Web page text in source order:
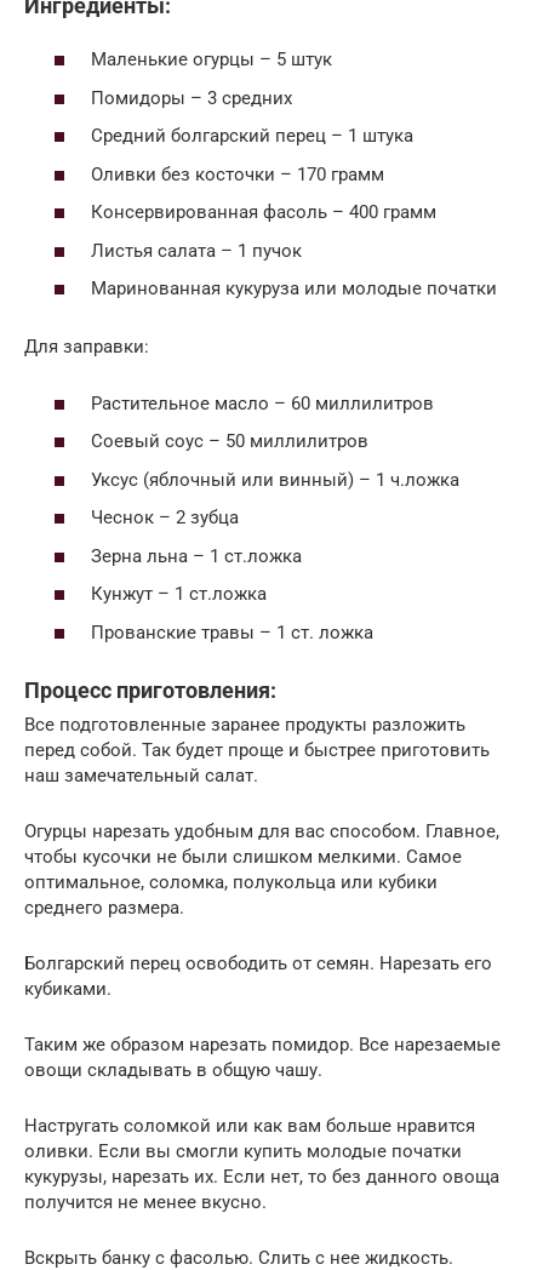
Ингредиенты:
Маленькие огурцы – 5 штук
Помидоры – 3 средних
Средний болгарский перец – 1 штука
Оливки без косточки – 170 грамм
Консервированная фасоль – 400 грамм
Листья салата – 1 пучок
Маринованная кукуруза или молодые початки
Для заправки:
Растительное масло – 60 миллилитров
Соевый соус – 50 миллилитров
Уксус (яблочный или винный) – 1 ч.ложка
Чеснок – 2 зубца
Зерна льна – 1 ст.ложка
Кунжут – 1 ст.ложка
Прованские травы – 1 ст. ложка
Процесс приготовления:
Все подготовленные заранее продукты разложить
перед собой. Так будет проще и быстрее приготовить
наш замечательный салат.
Огурцы нарезать удобным для вас способом. Главное,
чтобы кусочки не были слишком мелкими. Самое
оптимальное, соломка, полукольца или кубики
среднего размера.
Болгарский перец освободить от семян. Нарезать его
кубиками.
Таким же образом нарезать помидор. Все нарезаемые
овощи складывать в общую чашу.
Настругать соломкой или как вам больше нравится
оливки. Если вы смогли купить молодые початки
кукурузы, нарезать их. Если нет, то без данного овоща
получится не менее вкусно.
Вскрыть банку с фасолью. Слить с нее жидкость.